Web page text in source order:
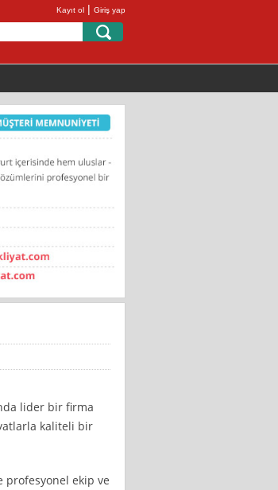
Kayıt ol | Giriş yap
lider bir firma
kaliteli bir
profesyonel ekip ve